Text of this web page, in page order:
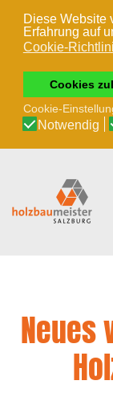
Diese Website
Erfahrung auf
Cookie-
Cookies
Cookie-
Notwendig
Zum
Neues